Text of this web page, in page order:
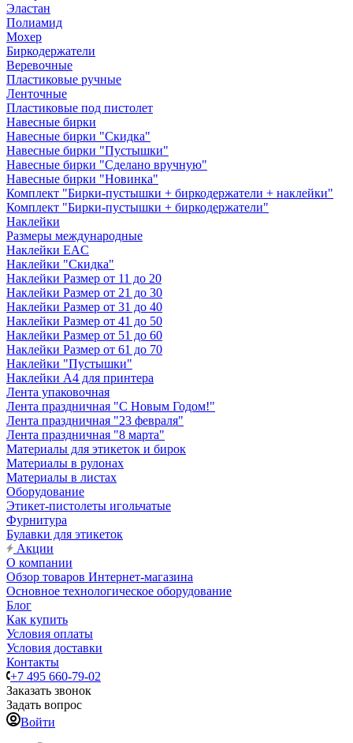
Эластан
Полиамид
Мохер
Биркодержатели
Веревочные
Пластиковые ручные
Ленточные
Пластиковые под пистолет
Навесные бирки
Навесные бирки "Скидка"
Навесные бирки "Пустышки"
Навесные бирки "Сделано вручную"
Навесные бирки "Новинка"
Комплект "Бирки-пустышки + биркодержатели + наклейки"
Комплект "Бирки-пустышки + биркодержатели"
Наклейки
Размеры международные
Наклейки EAC
Наклейки "Скидка"
Наклейки Размер от 11 до 20
Наклейки Размер от 21 до 30
Наклейки Размер от 31 до 40
Наклейки Размер от 41 до 50
Наклейки Размер от 51 до 60
Наклейки Размер от 61 до 70
Наклейки "Пустышки"
Наклейки А4 для принтера
Лента упаковочная
Лента праздничная "С Новым Годом!"
Лента праздничная "23 февраля"
Лента праздничная "8 марта"
Материалы для этикеток и бирок
Материалы в рулонах
Материалы в листах
Оборудование
Этикет-пистолеты игольчатые
Фурнитура
Булавки для этикеток
Акции
О компании
Обзор товаров Интернет-магазина
Основное технологическое оборудование
Блог
Как купить
Условия оплаты
Условия доставки
Контакты
+7 495 660-79-02
Заказать звонок
Задать вопрос
Войти